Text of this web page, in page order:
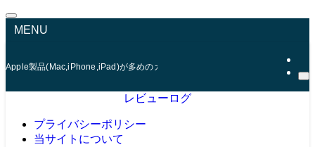
MENU
Apple製品(Mac,iPhone,iPad)が多めのガジェットレビューサイト。実際に購入
レビューログ
プライバシーポリシー
当サイトについて